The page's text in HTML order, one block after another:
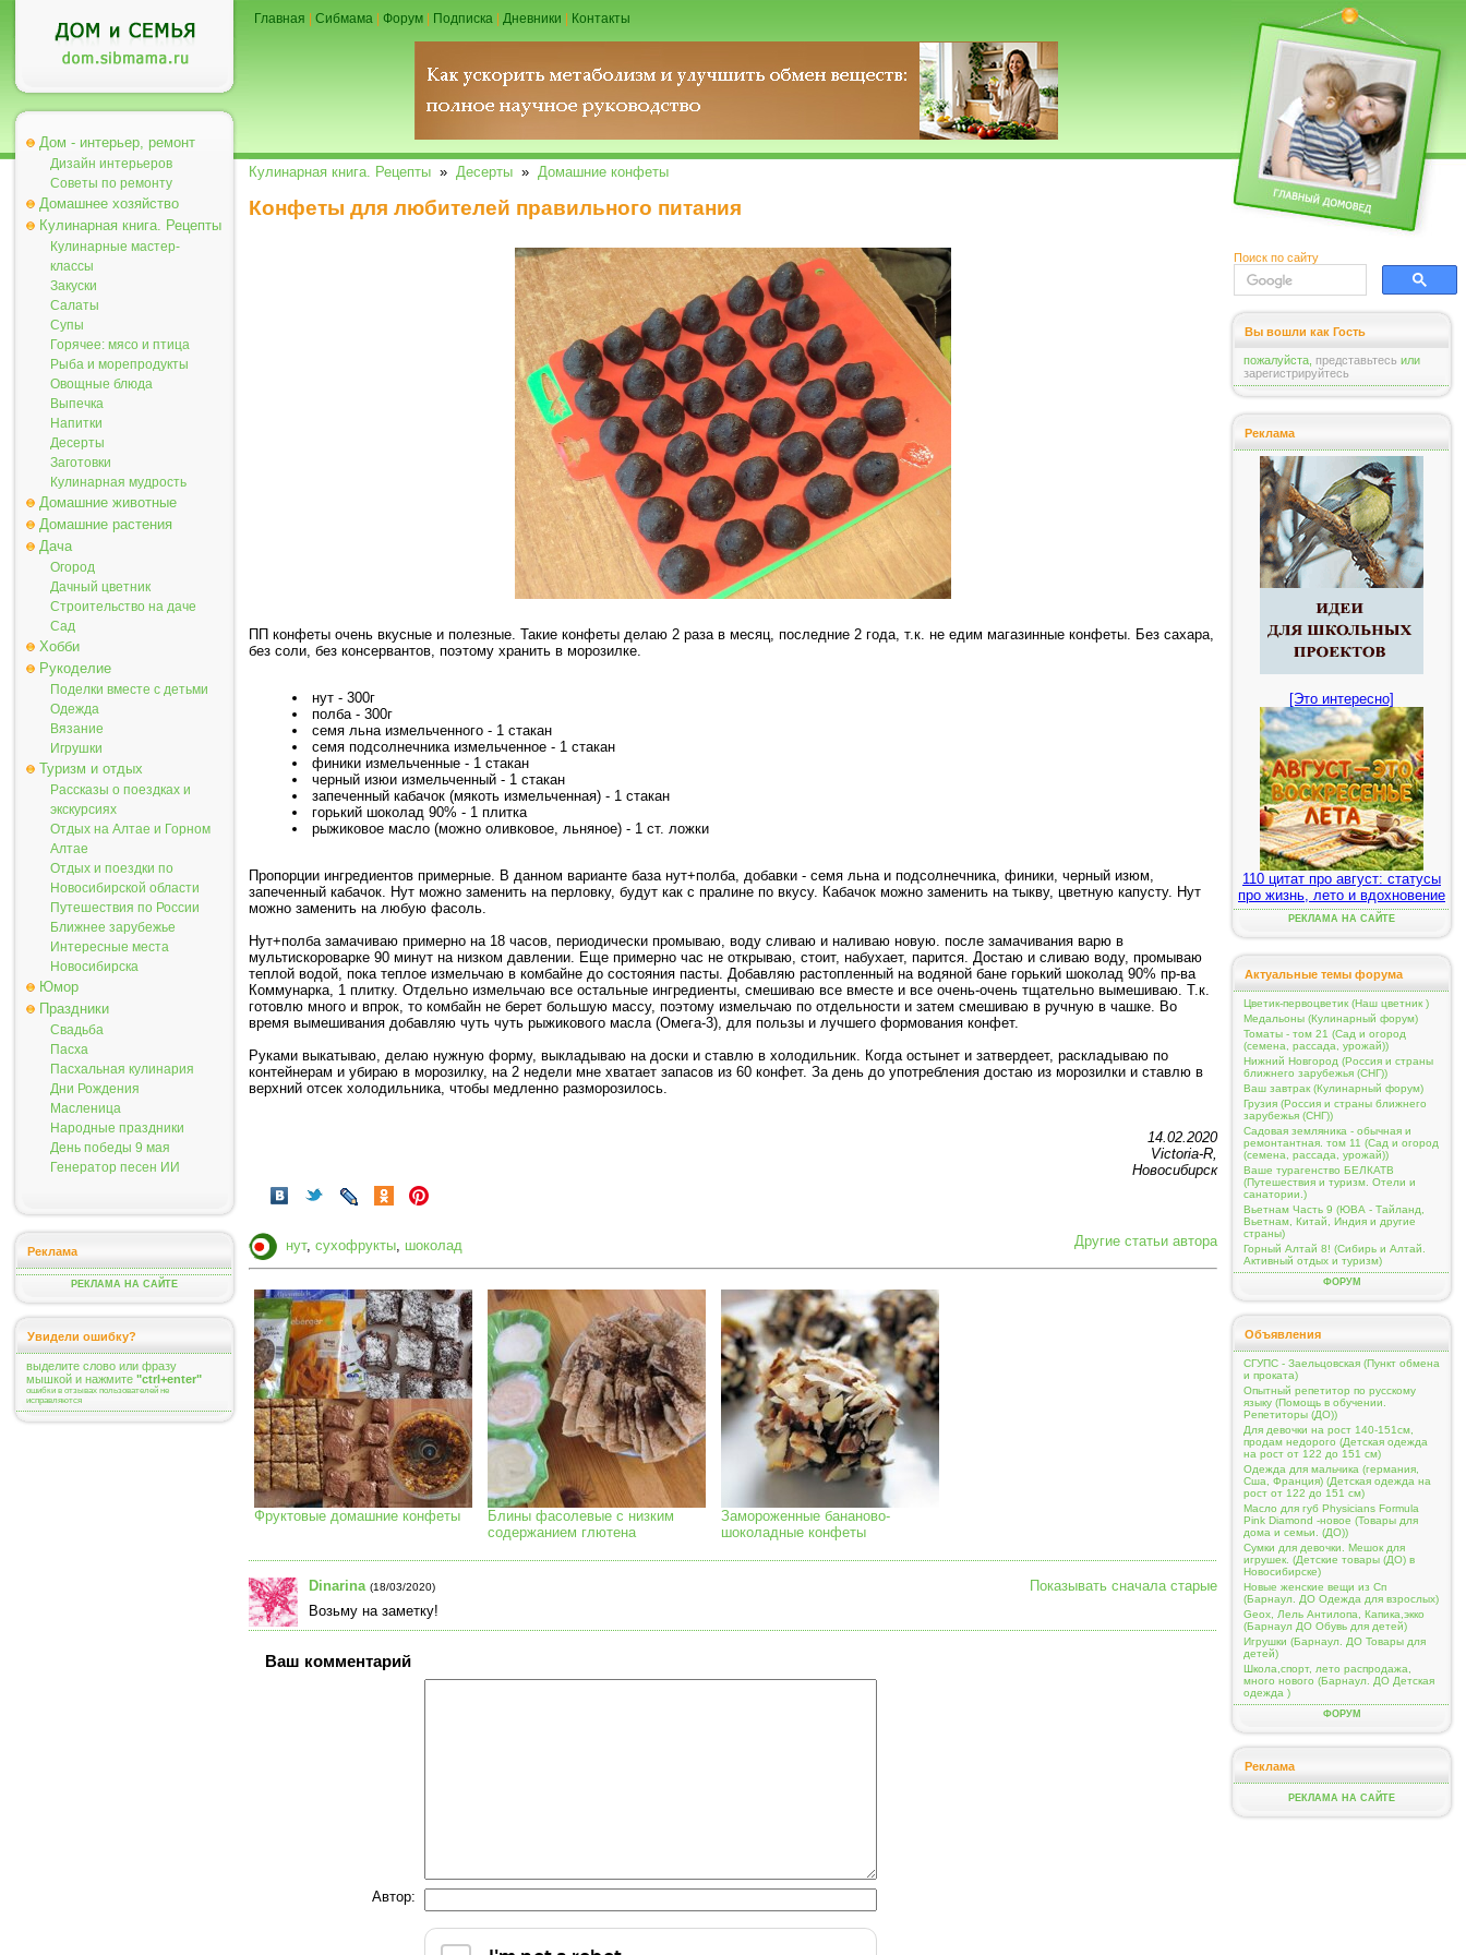
Дом - интерьер, ремонт
Дизайн интерьеров
Советы по ремонту
Домашнее хозяйство
Кулинарная книга. Рецепты
Кулинарные мастер-
классы
Закуски
Салаты
Супы
Горячее: мясо и птица
Рыба и морепродукты
Овощные блюда
Выпечка
Напитки
Десерты
Заготовки
Кулинарная мудрость
Домашние животные
Домашние растения
Дача
Огород
Дачный цветник
Строительство на даче
Сад
Хобби
Рукоделие
Поделки вместе с детьми
Одежда
Вязание
Игрушки
Туризм и отдых
Рассказы о поездках и
экскурсиях
Отдых на Алтае и Горном
Алтае
Отдых и поездки по
Новосибирской области
Путешествия по России
Ближнее зарубежье
Интересные места
Новосибирска
Юмор
Праздники
Свадьба
Пасха
Пасхальная кулинария
Дни Рождения
Масленица
Народные праздники
День победы 9 мая
Генератор песен ИИ
Реклама
РЕКЛАМА НА САЙТЕ
Увидели ошибку?
выделите слово или фразу
мышкой и нажмите "ctrl+enter"
ошибки в отзывах пользователей не
исправляются
Главная Сибмама Форум Подписка Дневники Контакты
Кулинарная книга. Рецепты » Десерты » Домашние конфеты
Конфеты для любителей правильного питания
ПП конфеты очень вкусные и полезные. Такие конфеты делаю 2 раза в месяц, последние 2 года, т.к. не едим магазинные конфеты. Без сахара,
без соли, без консервантов, поэтому хранить в морозилке.
нут - 300г
полба - 300г
семя льна измельченного - 1 стакан
семя подсолнечника измельченное - 1 стакан
финики измельченные - 1 стакан
черный изюи измельченный - 1 стакан
запеченный кабачок (мякоть измельченная) - 1 стакан
горький шоколад 90% - 1 плитка
рыжиковое масло (можно оливковое, льняное) - 1 ст. ложки
Пропорции ингредиентов примерные. В данном варианте база нут+полба, добавки - семя льна и подсолнечника, финики, черный изюм,
запеченный кабачок. Нут можно заменить на перловку, будут как с пралине по вкусу. Кабачок можно заменить на тыкву, цветную капусту. Нут
можно заменить на любую фасоль.
Нут+полба замачиваю примерно на 18 часов, периодически промываю, воду сливаю и наливаю новую. после замачивания варю в
мультискороварке 90 минут на низком давлении. Еще примерно час не открываю, стоит, набухает, парится. Достаю и сливаю воду, промываю
теплой водой, пока теплое измельчаю в комбайне до состояния пасты. Добавляю растопленный на водяной бане горький шоколад 90% пр-ва
Коммунарка, 1 плитку. Отдельно измельчаю все остальные ингредиенты, смешиваю все вместе и все очень-очень тщательно вымешиваю. Т.к.
готовлю много и впрок, то комбайн не берет большую массу, поэтому измельчаю по отдельности и затем смешиваю в ручную в чашке. Во
время вымешивания добавляю чуть чуть рыжикового масла (Омега-3), для пользы и лучшего формования конфет.
Руками выкатываю, делаю нужную форму, выкладываю на доски и ставлю в холодильник. Когда остынет и затвердеет, раскладываю по
контейнерам и убираю в морозилку, на 2 недели мне хватает запасов из 60 конфет. За день до употребления достаю из морозилки и ставлю в
верхний отсек холодильника, чтобы медленно разморозилось.
14.02.2020
Victoria-R,
Новосибирск
нут, сухофрукты, шоколад Другие статьи автора
Фруктовые домашние конфеты
Блины фасолевые с низким
содержанием глютена
Замороженные бананово-
шоколадные конфеты
Показывать сначала старые
Dinarina (18/03/2020)
Возьму на заметку!
Ваш комментарий
Автор:
Поиск по сайту
Вы вошли как Гость
пожалуйста, представьтесь или
зарегистрируйтесь
Реклама
[Это интересно]
110 цитат про август: статусы
про жизнь, лето и вдохновение
РЕКЛАМА НА САЙТЕ
Актуальные темы форума
Цветик-первоцветик (Наш цветник )
Медальоны (Кулинарный форум)
Томаты - том 21 (Сад и огород
(семена, рассада, урожай))
Нижний Новгород (Россия и страны
ближнего зарубежья (СНГ))
Ваш завтрак (Кулинарный форум)
Грузия (Россия и страны ближнего
зарубежья (СНГ))
Садовая земляника - обычная и
ремонтантная. том 11 (Сад и огород
(семена, рассада, урожай))
Ваше турагенство БЕЛКАТВ
(Путешествия и туризм. Отели и
санатории.)
Вьетнам Часть 9 (ЮВА - Тайланд,
Вьетнам, Китай, Индия и другие
страны)
Горный Алтай 8! (Сибирь и Алтай.
Активный отдых и туризм)
ФОРУМ
Объявления
СГУПС - Заельцовская (Пункт обмена
и проката)
Опытный репетитор по русскому
языку (Помощь в обучении.
Репетиторы (ДО))
Для девочки на рост 140-151см,
продам недорого (Детская одежда
на рост от 122 до 151 см)
Одежда для мальчика (германия,
Сша, Франция) (Детская одежда на
рост от 122 до 151 см)
Масло для губ Physicians Formula
Pink Diamond -новое (Товары для
дома и семьи. (ДО))
Сумки для девочки. Мешок для
игрушек. (Детские товары (ДО) в
Новосибирске)
Новые женские вещи из Сп
(Барнаул. ДО Одежда для взрослых)
Geox, Лель Антилопа, Капика,экко
(Барнаул ДО Обувь для детей)
Игрушки (Барнаул. ДО Товары для
детей)
Школа,спорт, лето распродажа,
много нового (Барнаул. ДО Детская
одежда )
ФОРУМ
Реклама
РЕКЛАМА НА САЙТЕ